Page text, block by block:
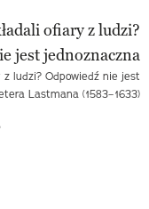
ludzi? Odpowiedź nie jest
Lastmana (1583–1633)